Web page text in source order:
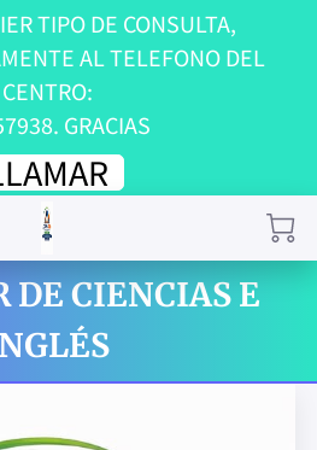
TIPO DE CONSULTA,
AL TELEFONO DEL
CENTRO:
GRACIAS
DE CIENCIAS E